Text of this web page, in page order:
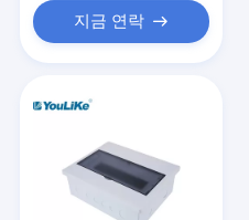
지금 연락